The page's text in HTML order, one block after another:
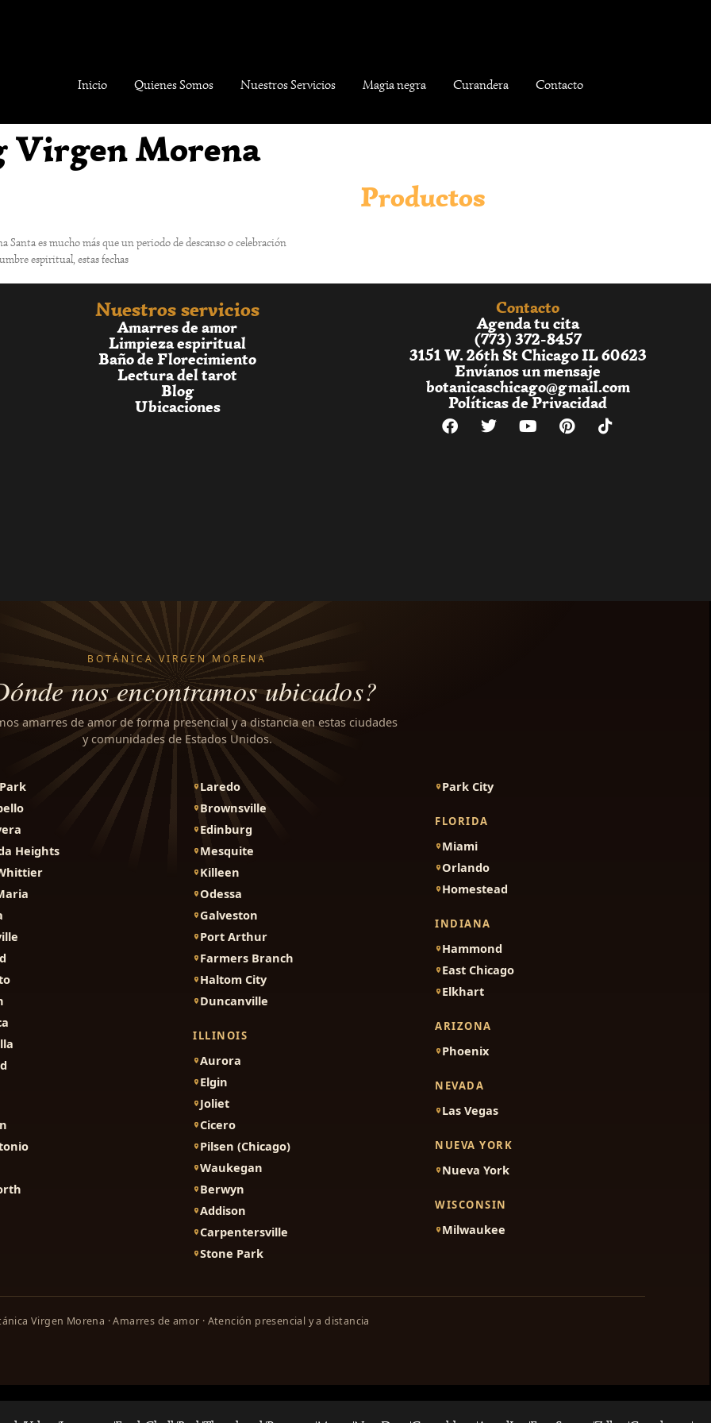
Inicio Quienes Somos Nuestros Servicios Magia negra Curandera Contacto
Virgen Morena
es mucho más que un periodo de descanso o celebración
espiritual, estas fechas
Productos
Nuestros servicios
Amarres de amor
Limpieza espiritual
Baño de Florecimiento
Lectura del tarot
Blog
Ubicaciones
Contacto
Agenda tu cita
(773) 372-8457
3151 W. 26th St Chicago IL 60623
Envíanos un mensaje
botanicaschicago@gmail.com
Políticas de Privacidad
BOTÁNICA VIRGEN MORENA
nos encontramos ubicados?
amarres de amor de forma presencial y a distancia en estas ciudades
y comunidades de Estados Unidos.
Heights
Laredo
Brownsville
Edinburg
Mesquite
Killeen
Odessa
Galveston
Port Arthur
Farmers Branch
Haltom City
Duncanville
ILLINOIS
Aurora
Elgin
Joliet
Cicero
Pilsen (Chicago)
Waukegan
Berwyn
Addison
Carpentersville
Stone Park
Park City
FLORIDA
Miami
Orlando
Homestead
INDIANA
Hammond
East Chicago
Elkhart
ARIZONA
Phoenix
NEVADA
Las Vegas
NUEVA YORK
Nueva York
WISCONSIN
Milwaukee
Virgen Morena · Amarres de amor · Atención presencial y a distancia